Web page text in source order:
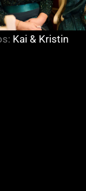
Kai & Kristin